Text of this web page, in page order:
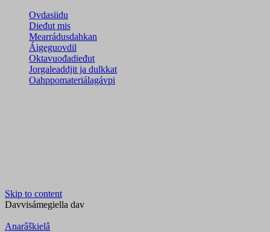
Ovdasiidu
Dieđut mis
Mearrádusdahkan
Áigeguovdil
Oktavuođadieđut
Jorgaleaddjit ja dulkkat
Oahppomateriálagávpi
Skip to content
Davvisámegiella dav
Anarâškielâ